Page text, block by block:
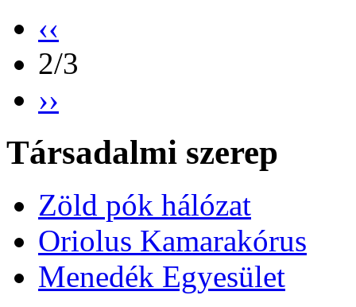
‹‹
2/3
››
Társadalmi szerep
Zöld pók hálózat
Oriolus Kamarakórus
Menedék Egyesület